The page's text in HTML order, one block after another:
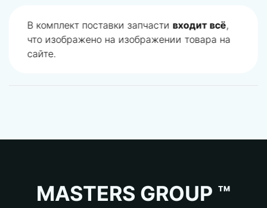
В комплект поставки запчастивходит всё,
что изображено на изображении товара на
сайте.
MASTERS GROUP ™